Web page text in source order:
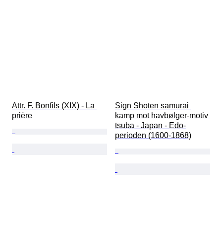
Attr. F. Bonfils (XIX) - La
prière
Sign Shoten samurai
kamp mot havbølger-motiv
tsuba - Japan - Edo-
perioden (1600-1868)